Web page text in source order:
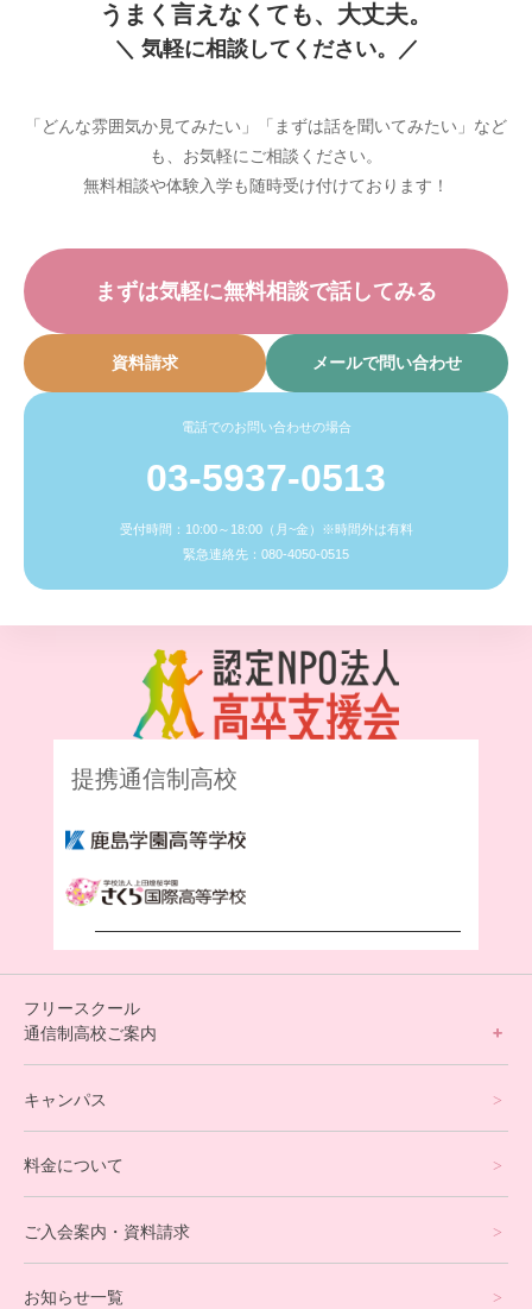
うまく言えなくても、大丈夫。
＼ 気軽に相談してください。／
「どんな雰囲気か見てみたい」「まずは話を聞いてみたい」など
も、お気軽にご相談ください。
無料相談や体験入学も随時受け付けております！
まずは気軽に無料相談で話してみる
資料請求 メールで問い合わせ
電話でのお問い合わせの場合
03-5937-0513
受付時間：10:00～18:00（月~金）※時間外は有料
緊急連絡先：080-4050-0515
提携通信制高校
フリースクール
通信制高校ご案内
オンラインコース
eスポーツコース
キャンパス
料金について
ご入会案内・資料請求
お知らせ一覧